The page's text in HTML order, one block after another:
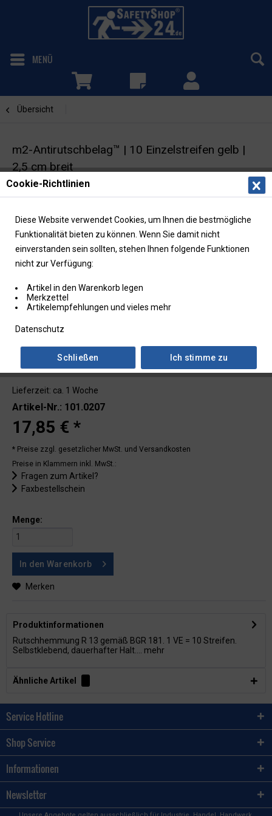
MENÜ
Übersicht
m2-Antirutschbelag™ | 10 Einzelstreifen gelb |
2,5 cm breit
Lieferzeit: ca. 1 Woche
Artikel-Nr.: 101.0207
17,85 € *
* Preise zzgl. gesetzlicher MwSt. und Versandkosten
Preise in Klammern inkl. MwSt.:
Fragen zum Artikel?
Faxbestellschein
Menge:
In den Warenkorb
Merken
Produktinformationen
Rutschhemmung R 13 gemäß BGR 181. 1 VE = 10 Streifen.
Selbstklebend, dauerhafter Halt....
mehr
Ähnliche Artikel
Service Hotline
Shop Service
Informationen
Newsletter
Cookie-Richtlinien
Diese Website verwendet Cookies, um Ihnen die bestmögliche
Funktionalität bieten zu können. Wenn Sie damit nicht
einverstanden sein sollten, stehen Ihnen folgende Funktionen
nicht zur Verfügung:
Artikel in den Warenkorb legen
Merkzettel
Artikelempfehlungen und vieles mehr
Datenschutz
Ich stimme zu
Schließen